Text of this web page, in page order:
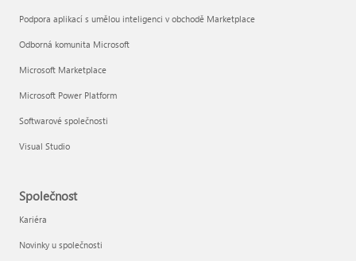
Podpora aplikací s umělou inteligenci v obchodě Marketplace
Odborná komunita Microsoft
Microsoft Marketplace
Microsoft Power Platform
Softwarové společnosti
Visual Studio
Společnost
Kariéra
Novinky u společnosti